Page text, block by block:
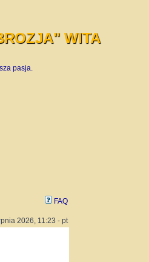
WITA
pasja.
FAQ
2026, 11:23 - pt